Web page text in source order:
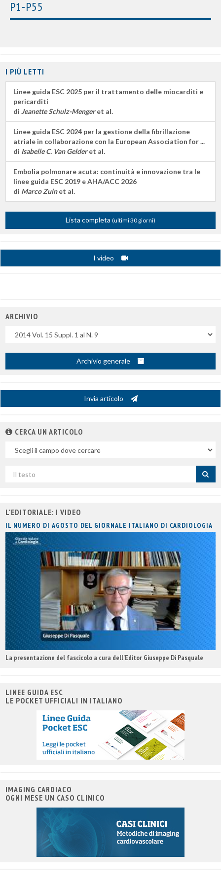
P1-P55
I PIÙ LETTI
Linee guida ESC 2025 per il trattamento delle miocarditi e
pericarditi
di Jeanette Schulz-Mengeret al.
Linee guida ESC 2024 per la gestione della fibrillazione
atriale in collaborazione con la European Association for ...
di Isabelle C. Van Gelderet al.
Embolia polmonare acuta: continuità e innovazione tra le
linee guida ESC 2019 e AHA/ACC 2026
di Marco Zuinet al.
Lista completa (ultimi 30 giorni)
I video
ARCHIVIO
Archivio generale
Invia articolo
CERCA UN ARTICOLO
campo
per
L'EDITORIALE: I VIDEO
IL NUMERO DI AGOSTO DEL GIORNALE ITALIANO DI CARDIOLOGIA
La presentazione del fascicolo a cura dell'Editor Giuseppe Di Pasquale
LINEE GUIDA ESC
LE POCKET UFFICIALI IN ITALIANO
IMAGING CARDIACO
OGNI MESE UN CASO CLINICO